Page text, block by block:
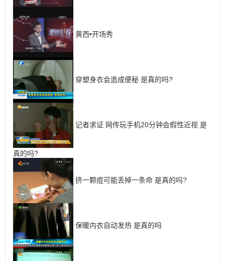
黄西•开场秀
穿塑身衣会造成便秘 是真的吗?
记者求证 网传玩手机20分钟会假性近视 是
真的吗?
挤一颗痘可能丢掉一条命 是真的吗?
保暖内衣自动发热 是真的吗